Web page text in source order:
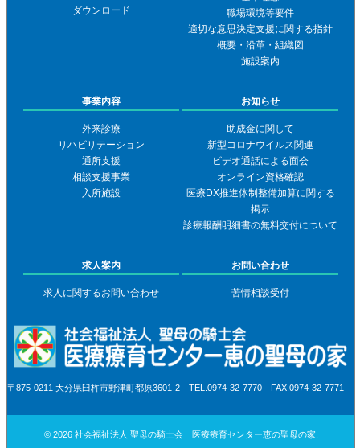
ダウンロード
職場環境等要件
適切な意思決定支援に関する指針
概要・沿革・組織図
施設案内
事業内容
外来診療
リハビリテーション
通所支援
相談支援事業
入所施設
お知らせ
助成金に関して
新型コロナウイルス関連
ビデオ通話による面会
オンライン資格確認
医療DX推進体制整備加算に関する
掲示
診療報酬明細書の無料交付について
求人案内
求人に関するお問い合わせ
お問い合わせ
苦情相談受付
〒875-0211 大分県臼杵市野津町都原3601-2 TEL.0974-32-7770 FAX.0974-32-7771
© 2026 社会福祉法人 聖母の騎士会 医療療育センター恵の聖母の家.